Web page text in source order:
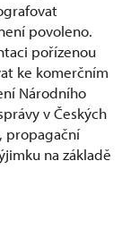
povoleno.
pořízenou
ke komerčním
Národního
v Českých
propagační
na základě